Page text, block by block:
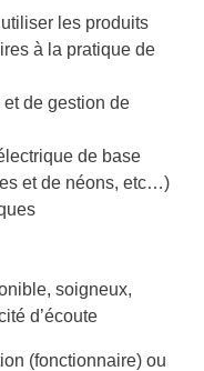
les produits
à la pratique de
de gestion de
de base
et de néons, etc…)
soigneux,
d’écoute
(fonctionnaire) ou